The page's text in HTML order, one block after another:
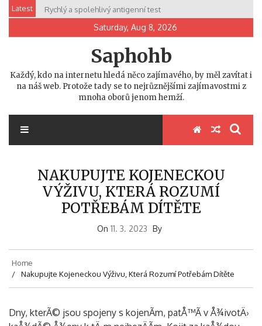
Skip
content
Latest Rychlý a spolehlivý antigenní test
Saturday, Aug 8, 2026
Saphohb
Každý, kdo na internetu hledá něco zajímavého, by měl zavítat i
na náš web. Protože tady se to nejrůznějšími zajímavostmi z
mnoha oborů jenom hemží.
NAKUPUJTE KOJENECKOU
VÝŽIVU, KTERÁ ROZUMÍ
POTŘEBÁM DÍTĚTE
On 11. 3. 2023 By
Home
Nakupujte Kojeneckou Výživu, Která Rozumí Potřebám Dítěte
Dny, kterÃ© jsou spojeny s kojenÃ­m, patÅ™Ã­ v Å¾ivotÄ›